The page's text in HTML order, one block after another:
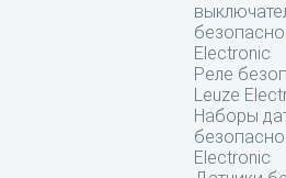
Electronic
Реле
Leuze
Наборы
Electronic